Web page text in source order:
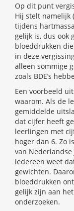
Op dit punt
Hij stelt namelijk
tijdens
gelijk is, dus ook
bloeddrukken
in deze
alleen sommige
zoals BDE’s
Een voorbeeld
waarom. Als de
gemiddelde
dat cijfer heeft
leerlingen met
hoger dan 6. Zo
van
iedereen weet
gewichten.
bloeddrukken
gelijk zijn aan
onderzoeken.